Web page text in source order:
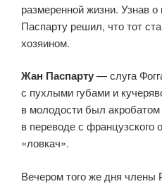
размеренной жизни. Узнав о
Паспарту решил, что тот
хозяином.
Жан Паспарту— слуга
с пухлыми губами и
в молодости был
в переводе с французского
«ловкач».
Вечером того же дня